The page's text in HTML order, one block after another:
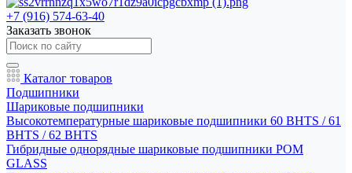
+7 (916) 574-63-40
Заказать звонок
Каталог товаров
Подшипники
Шариковые подшипники
Высокотемпературные шариковые подшипники 60 BHTS / 61
BHTS / 62 BHTS
Гибридные однорядные шариковые подшипники POM
GLASS